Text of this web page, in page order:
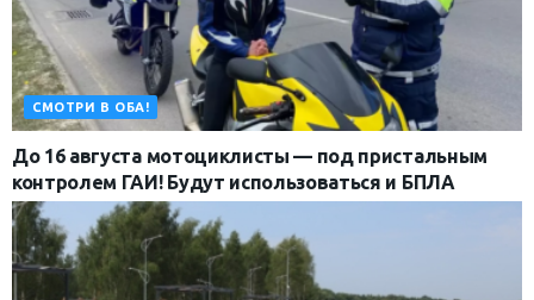
СМОТРИ В ОБА!
До 16 августа мотоциклисты — под пристальным
контролем ГАИ! Будут использоваться и БПЛА